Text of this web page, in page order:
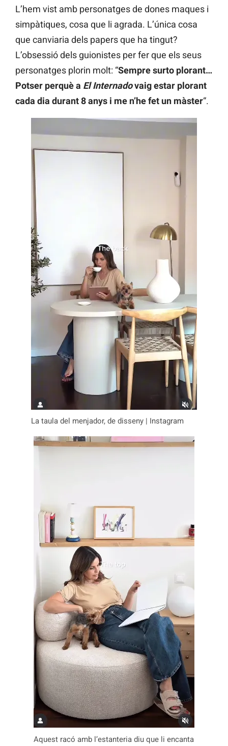
L’hem vist amb personatges de dones maques i
simpàtiques, cosa que li agrada. L’única cosa
que canviaria dels papers que ha tingut?
L’obsessió dels guionistes per fer que els seus
personatges plorin molt: “Sempre surto plorant…
Potser perquè a El Internadovaig estar plorant
cada dia durant 8 anys i me n’he fet un màster“.
La taula del menjador, de disseny | Instagram
Aquest racó amb l’estanteria diu que li encanta